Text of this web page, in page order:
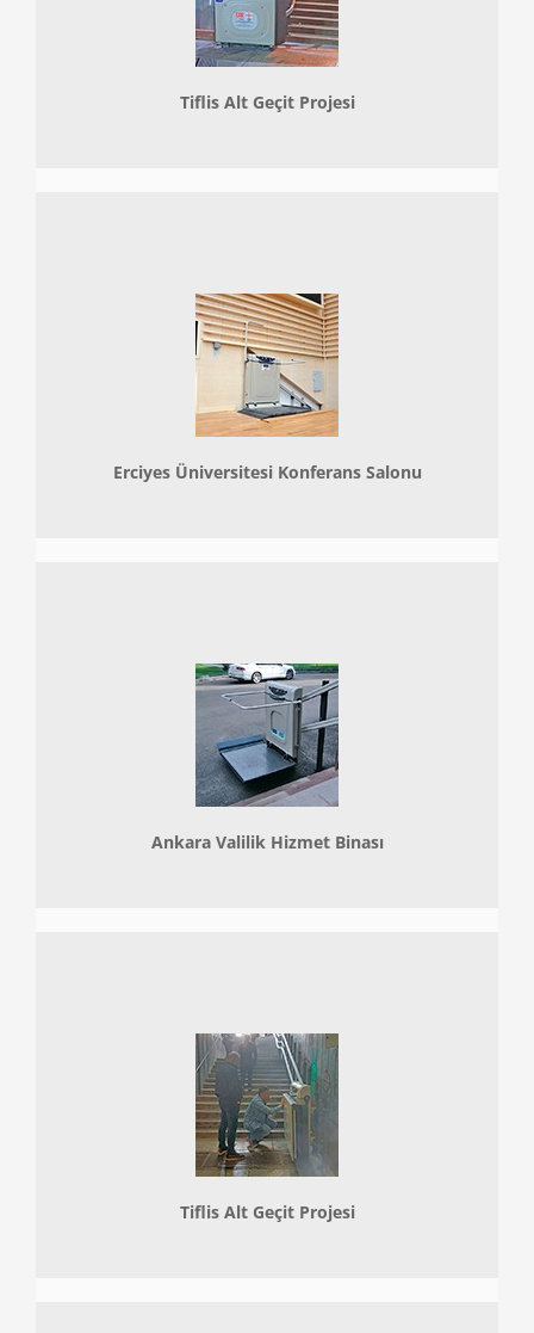
Tiflis Alt Geçit Projesi
Erciyes Üniversitesi Konferans Salonu
Ankara Valilik Hizmet Binası
Tiflis Alt Geçit Projesi